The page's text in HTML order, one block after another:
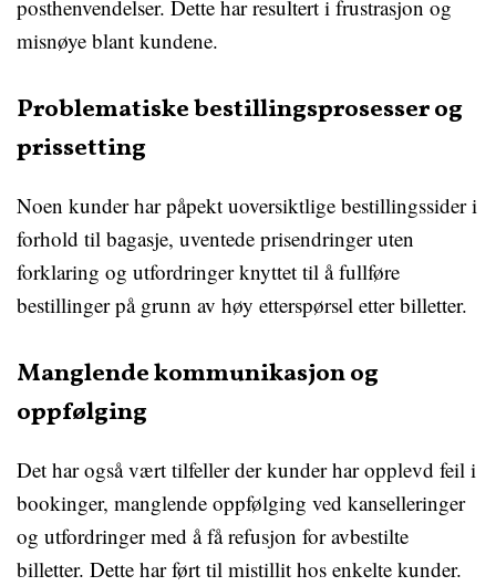
posthenvendelser. Dette har resultert i frustrasjon og
misnøye blant kundene.
Problematiske bestillingsprosesser og
prissetting
Noen kunder har påpekt uoversiktlige bestillingssider i
forhold til bagasje, uventede prisendringer uten
forklaring og utfordringer knyttet til å fullføre
bestillinger på grunn av høy etterspørsel etter billetter.
Manglende kommunikasjon og
oppfølging
Det har også vært tilfeller der kunder har opplevd feil i
bookinger, manglende oppfølging ved kanselleringer
og utfordringer med å få refusjon for avbestilte
billetter. Dette har ført til mistillit hos enkelte kunder.